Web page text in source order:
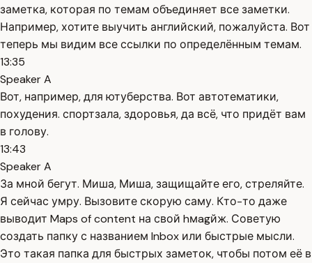
заметка, которая по темам объединяет все заметки.
Например, хотите выучить английский, пожалуйста. Вот
теперь мы видим все ссылки по определённым темам.
13:35
Speaker A
Вот, например, для ютуберства. Вот автотематики,
похудения. спортзала, здоровья, да всё, что придёт вам
в голову.
13:43
Speaker A
За мной бегут. Миша, Миша, защищайте его, стреляйте.
Я сейчас умру. Вызовите скорую саму. Кто-то даже
выводит Maps of content на свой hмagйж. Советую
создать папку с названием Inbox или быстрые мысли.
Это такая папка для быстрых заметок, чтобы потом её в